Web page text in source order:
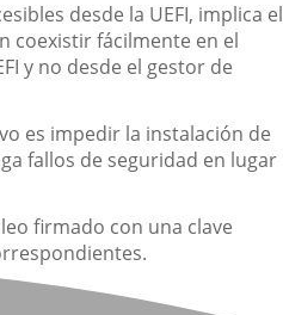
desde la UEFI, implica el
coexistir fácilmente en el
y no desde el gestor de
es impedir la instalación de
fallos de seguridad en lugar
firmado con una clave